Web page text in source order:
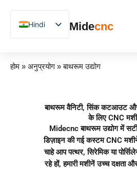
容
Midecnc
होम
अनुप्रयोग
केस स्टडीज़
Hindi
English
French
Spanish
Arabic
Japanese
होम » अनुप्रयोग »बाथरूम उद्योग
बाथरूम वैनिटी, सिंक कटआउट
के लिए CNC
Midecnc बाथरूम उद्योग में
डिज़ाइन की गई कस्टम CNC
चाहे आप पत्थर, सिरेमिक या
रहे हों, हमारी मशीनें उच्च दक्षता